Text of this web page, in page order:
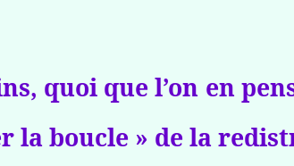
quoi que l’on en
la boucle » de la